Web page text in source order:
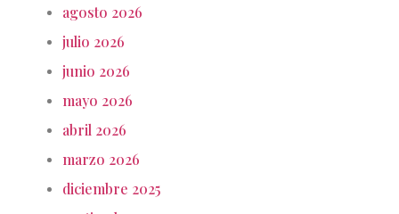
agosto 2026
julio 2026
junio 2026
mayo 2026
abril 2026
marzo 2026
diciembre 2025